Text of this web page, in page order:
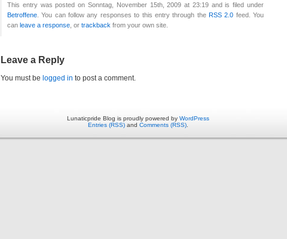
This entry was posted on Sonntag, November 15th, 2009 at 23:19 and is filed under
Betroffene . You can follow any responses to this entry through the RSS 2.0 feed. You
can leave a response , or trackback from your own site.
Leave a Reply
You must be logged in to post a comment.
Lunaticpride Blog is proudly powered by WordPress
Entries (RSS) and Comments (RSS)